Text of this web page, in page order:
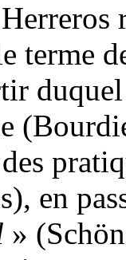
terme
en
»